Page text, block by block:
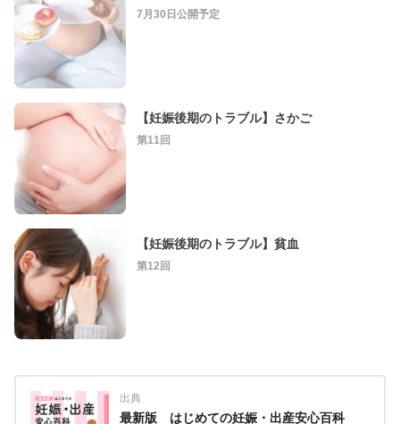
7月30日公開予定
【妊娠後期のトラブル】さかご
第11回
【妊娠後期のトラブル】貧血
第12回
出典
最新版 はじめての妊娠・出産安心百科